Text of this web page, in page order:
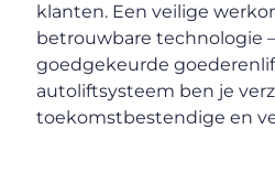
klanten. Een veilige
betrouwbare technologie
goedgekeurde
autoliftsysteem ben je
toekomstbestendige en